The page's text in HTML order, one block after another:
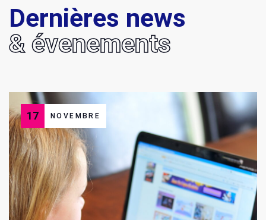
Dernières news
& évenements
17 NOVEMBRE